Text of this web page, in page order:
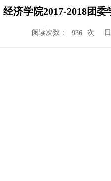
经济学院2017-2018团
阅读次数： 936 次